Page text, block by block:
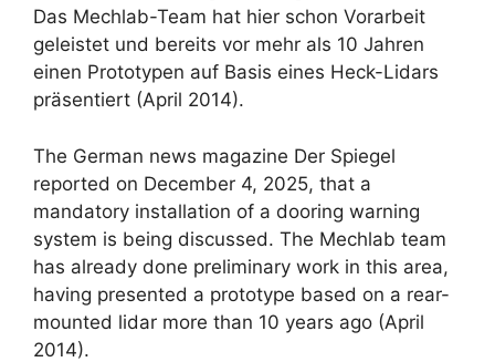
Das Mechlab-Team hat hier schon Vorarbeit
geleistet und bereits vor mehr als 10 Jahren
einen Prototypen auf Basis eines Heck-Lidars
präsentiert (April 2014).
The German news magazine Der Spiegel
reported on December 4, 2025, that a
mandatory installation of a dooring warning
system is being discussed. The Mechlab team
has already done preliminary work in this area,
having presented a prototype based on a rear-
mounted lidar more than 10 years ago (April
2014).